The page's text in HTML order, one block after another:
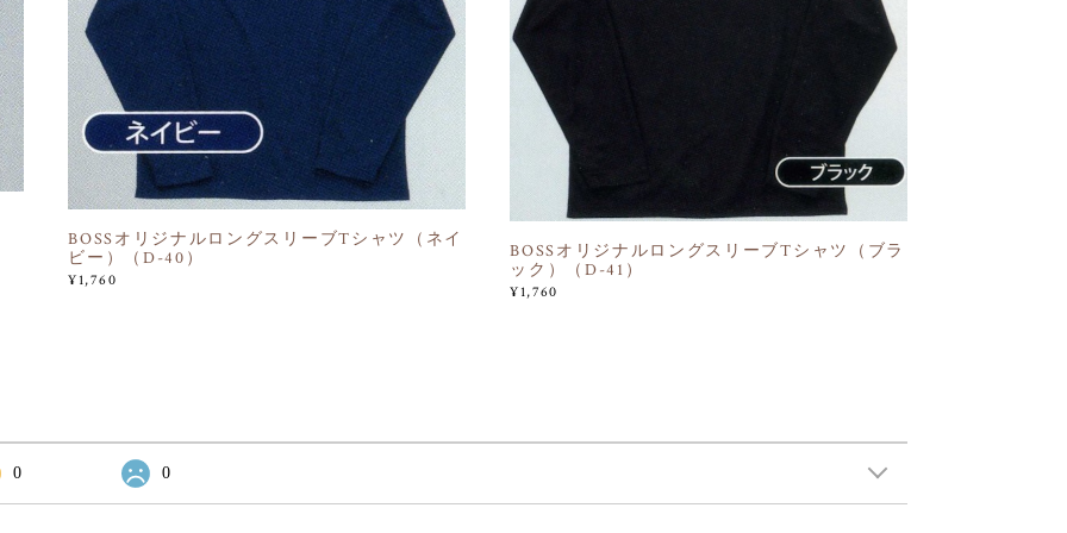
BOSSオリジナルロングスリーブTシャツ（ネイ
ビー）（D-40）
¥1,760
BOSSオリジナルロングスリーブTシャツ（ブラ
ック）（D-41）
¥1,760
0 0